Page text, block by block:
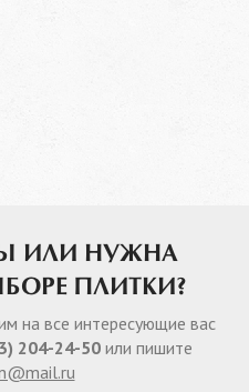
ИЛИ НУЖНА
ПЛИТКИ?
на все интересующие вас
204-24-50 или пишите